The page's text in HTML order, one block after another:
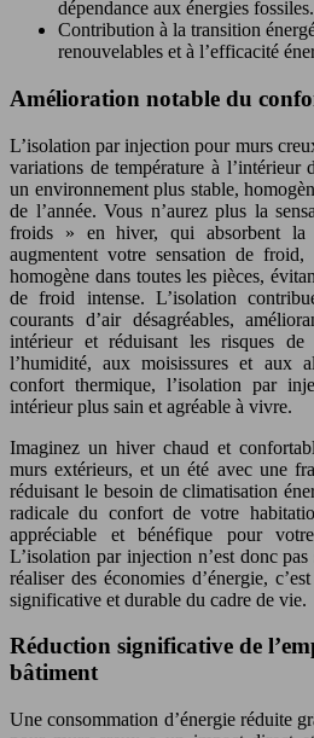
dépendance aux énergies fossiles.
Contribution à la transition
renouvelables et à l’efficacité
Amélioration notable du
L’isolation par injection pour murs
variations de température à l’intérieur
un environnement plus stable,
de l’année. Vous n’aurez plus la
froids » en hiver, qui absorbent
augmentent votre sensation de
homogène dans toutes les pièces,
de froid intense. L’isolation
courants d’air désagréables,
intérieur et réduisant les risques
l’humidité, aux moisissures et aux
confort thermique, l’isolation par
intérieur plus sain et agréable à vivre.
Imaginez un hiver chaud et
murs extérieurs, et un été avec une
réduisant le besoin de climatisation
radicale du confort de votre
appréciable et bénéfique pour
L’isolation par injection n’est donc
réaliser des économies d’énergie,
significative et durable du cadre de vie.
Réduction significative de
bâtiment
Une consommation d’énergie réduite